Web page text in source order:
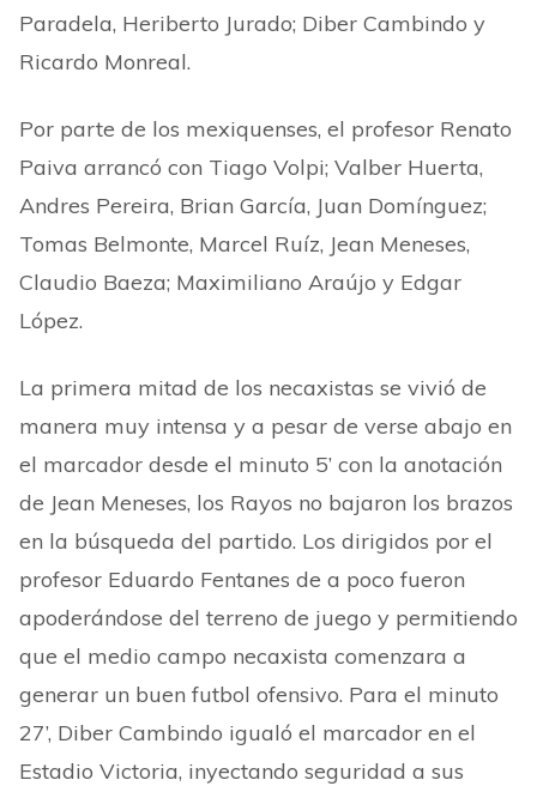
Paradela, Heriberto Jurado; Diber Cambindo y
Ricardo Monreal.
Por parte de los mexiquenses, el profesor Renato
Paiva arrancó con Tiago Volpi; Valber Huerta,
Andres Pereira, Brian García, Juan Domínguez;
Tomas Belmonte, Marcel Ruíz, Jean Meneses,
Claudio Baeza; Maximiliano Araújo y Edgar
López.
La primera mitad de los necaxistas se vivió de
manera muy intensa y a pesar de verse abajo en
el marcador desde el minuto 5’ con la anotación
de Jean Meneses, los Rayos no bajaron los brazos
en la búsqueda del partido. Los dirigidos por el
profesor Eduardo Fentanes de a poco fueron
apoderándose del terreno de juego y permitiendo
que el medio campo necaxista comenzara a
generar un buen futbol ofensivo. Para el minuto
27’, Diber Cambindo igualó el marcador en el
Estadio Victoria, inyectando seguridad a sus